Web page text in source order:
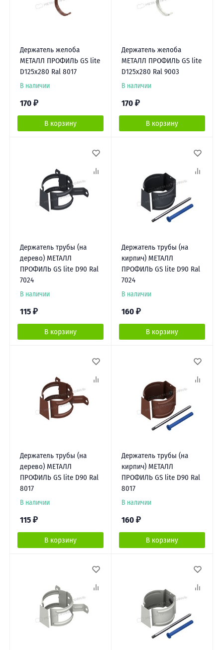
Держатель желоба
МЕТАЛЛ ПРОФИЛЬ GS lite
D125х280 Ral 8017
В наличии
170 ₽
В корзину
Держатель желоба
МЕТАЛЛ ПРОФИЛЬ GS lite
D125х280 Ral 9003
В наличии
170 ₽
В корзину
Держатель трубы (на
дерево) МЕТАЛЛ
ПРОФИЛЬ GS lite D90 Ral
7024
В наличии
115 ₽
В корзину
Держатель трубы (на
кирпич) МЕТАЛЛ
ПРОФИЛЬ GS lite D90 Ral
7024
В наличии
160 ₽
В корзину
Держатель трубы (на
дерево) МЕТАЛЛ
ПРОФИЛЬ GS lite D90 Ral
8017
В наличии
115 ₽
В корзину
Держатель трубы (на
кирпич) МЕТАЛЛ
ПРОФИЛЬ GS lite D90 Ral
8017
В наличии
160 ₽
В корзину